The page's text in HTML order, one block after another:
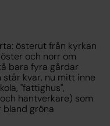
österut från kyrkan
och norr om
bara fyra gårdar
står kvar, nu mitt inne
"fattighus",
hantverkare) som
gröna